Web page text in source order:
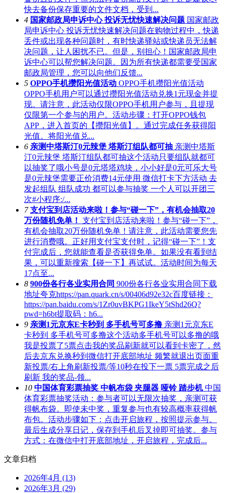
快去备份保存重要的文件文档，受到...
4 国家邮政局申诉中心 投诉无忧快速解决问题 国家邮政
局申诉中心 投诉无忧快速解决问题在购物过程中，快递
丢件或出现各种问题时，有时快递驿站或快递员无法解
决问题，让人困扰不已。但是，别担心！国家邮政局申
诉中心可以帮您解决问题。因为所有快递都需要受国家
邮政局管理，您可以向他们反馈...
5 OPPO手机攒阳光值活动 OPPO手机攒阳光值活动
OPPO手机用户可以通过攒阳光值活动兑换1元现金并提
现。请注意，此活动仅限OPPO手机用户参与，且提现
仅限第一个参与的用户。活动步骤：打开OPPO钱包
APP，进入首页的【攒阳光值】。通过完成任务获得阳
光值。将阳光值兑...
6 亲测中塔斯汀0元辣堡 塔斯汀组队都可抽 亲测中塔斯
汀0元辣堡 塔斯汀组队都可抽这个活动只要组队就都可
以抽奖了哦小号是0元塔塔鸡块，小小好是0元可乐大号
是0元辣堡需要正价消费14元使用 微信打卡下方活动 去
发起组队 组队成功 都可以参与抽奖 一个人可以开团三
次#小程序:/...
7 支付宝到店活动来啦！参与“碰一下”，有机会抽取20
万份随机免单！ 支付宝到店活动来啦！参与“碰一下”，
有机会抽取20万份随机免单！请注意，此活动需要您先
进行消费哦。正好用支付宝支付时，记得“碰一下”！支
付完成后，您就能查看是否获得免单。如果没有看到结
果，可以重新搜索【碰一下】再试试。活动时间为每天
17点至...
8 900份各行各业实用合同 900份各行各业实用合同下载
地址夸克https://pan.quark.cn/s/00406d92e32c百度链接：
https://pan.baidu.com/s/1Zr0uvBKPG1IkeY5tShd26Q?
pwd=h6bt提取码：h6...
9 亲测1元京东E卡秒到 多手机号可多撸 亲测1元京东E
卡秒到 多手机号可多撸这个活动多手机号可以多撸的哦
我是投票了5票点击我的奖品刷新就可以看到卡密了，然
后去京东兑换秒到微信打开底部地址 频繁就退出页面重
新投票/右上角刷新投票/等10秒在投下一票 5票完成之后
刷新 我的奖品-领...
10 中国体育彩票抽奖 中帆布袋 夹腿器 哑铃 踏步机 中国
体育彩票抽奖活动：参与者可以无限次抽奖，亲测可获
得帆布袋。即使未中奖，重复参与也有较高概率获得帆
布包。活动步骤如下：点击开启旅程，按照提示参与。
最后生成分享日记，保存到手机后叉掉即可抽奖。参与
方式：在微信中打开底部地址，开启旅程，完成后...
文章归档
2026年4月 (13)
2026年3月 (29)